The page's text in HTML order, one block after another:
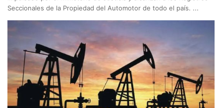
Seccionales de la Propiedad del Automotor de todo el país. ...